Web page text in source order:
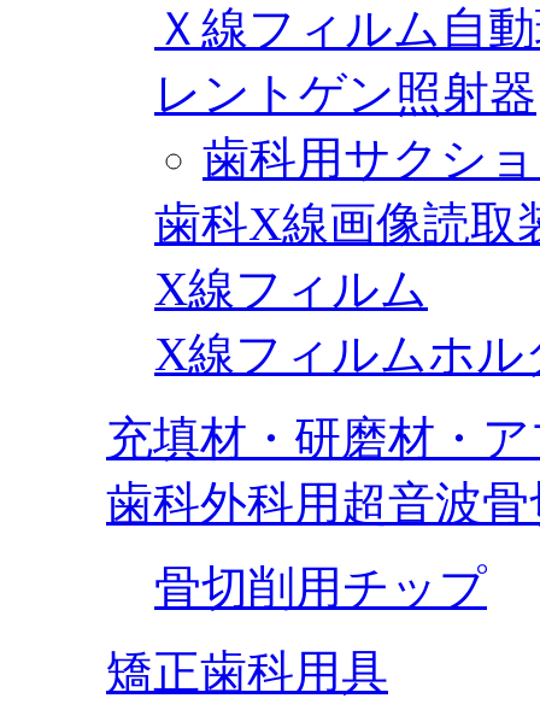
Ｘ線フィルム自
レントゲン照射器
歯科用サクシ
歯科X線画像読取
X線フィルム
X線フィルムホル
充填材・研磨材・
歯科外科用超音波
骨切削用チップ
矯正歯科用具